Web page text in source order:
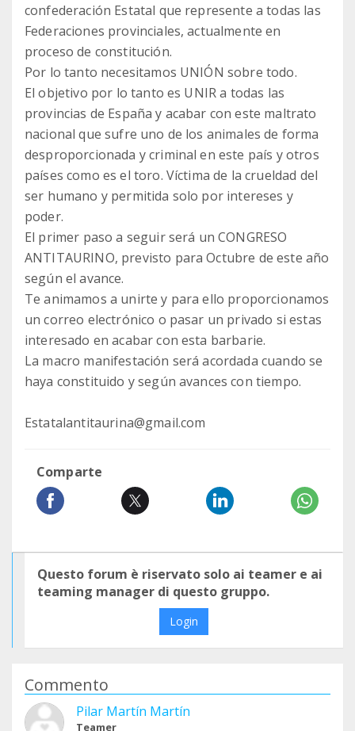
confederación Estatal que represente a todas las
Federaciones provinciales, actualmente en
proceso de constitución.
Por lo tanto necesitamos UNIÓN sobre todo.
El objetivo por lo tanto es UNIR a todas las
provincias de España y acabar con este maltrato
nacional que sufre uno de los animales de forma
desproporcionada y criminal en este país y otros
países como es el toro. Víctima de la crueldad del
ser humano y permitida solo por intereses y
poder.
El primer paso a seguir será un CONGRESO
ANTITAURINO, previsto para Octubre de este año
según el avance.
Te animamos a unirte y para ello proporcionamos
un correo electrónico o pasar un privado si estas
interesado en acabar con esta barbarie.
La macro manifestación será acordada cuando se
haya constituido y según avances con tiempo.
Estatalantitaurina@gmail.com
Comparte
Questo forum è riservato solo ai teamer e ai
teaming manager di questo gruppo.
Login
Commento
Pilar Martín Martín
Teamer